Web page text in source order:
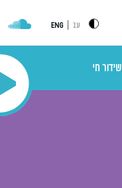
עב ENG
שידור חי